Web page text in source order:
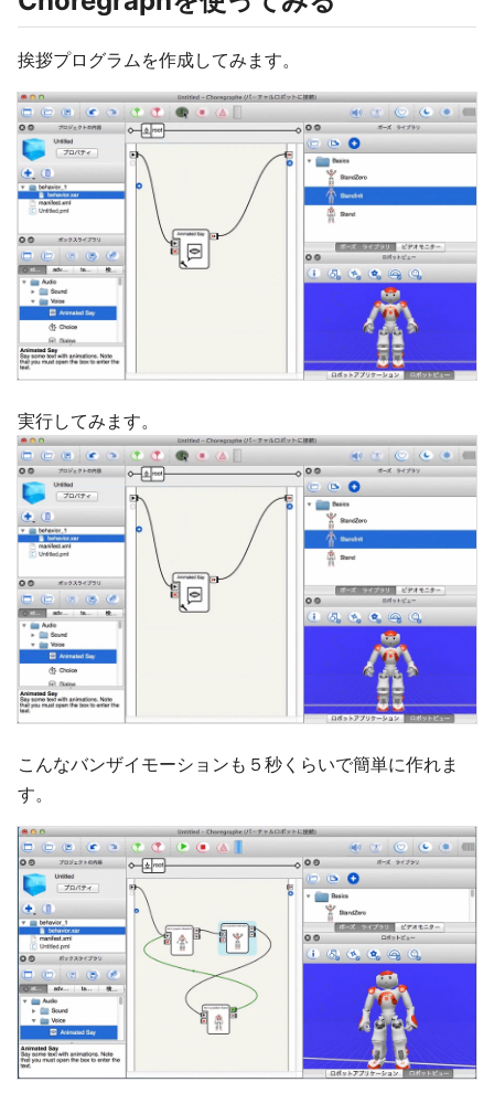
挨拶プログラムを作成してみます。
実行してみます。
こんなバンザイモーションも５秒くらいで簡単に作れま
す。